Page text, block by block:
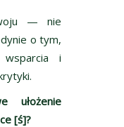
— nie
o tym,
i
ułożenie
[ś]?